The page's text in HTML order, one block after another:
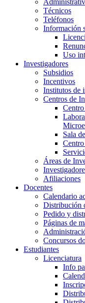
Técnicos
Teléfonos
Información
Uso
Investigadores
Subsidios
Incentivos
Institutos de
Centros de
Sala
Áreas de
Afiliaciones
Docentes
Calendario
Distribución
Pedido y
Páginas de
Concursos
Estudiantes
Licenciatura
Info